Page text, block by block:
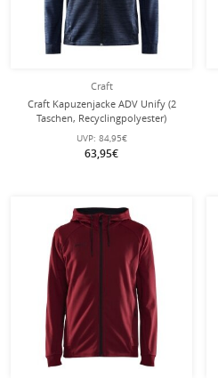
Craft
Craft Kapuzenjacke ADV Unify (2
Taschen, Recyclingpolyester)
melangeblau Herren
UVP: 84,95€
63,95€